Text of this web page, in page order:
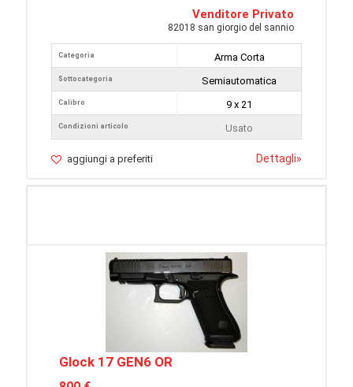
Venditore Privato
82018 san giorgio del sannio
Categoria
Sottocategoria
Calibro
Condizioni articolo
Arma Corta
Semiautomatica
9 x 21
Usato
aggiungi a preferiti Dettagli»
Glock 17 GEN6 OR